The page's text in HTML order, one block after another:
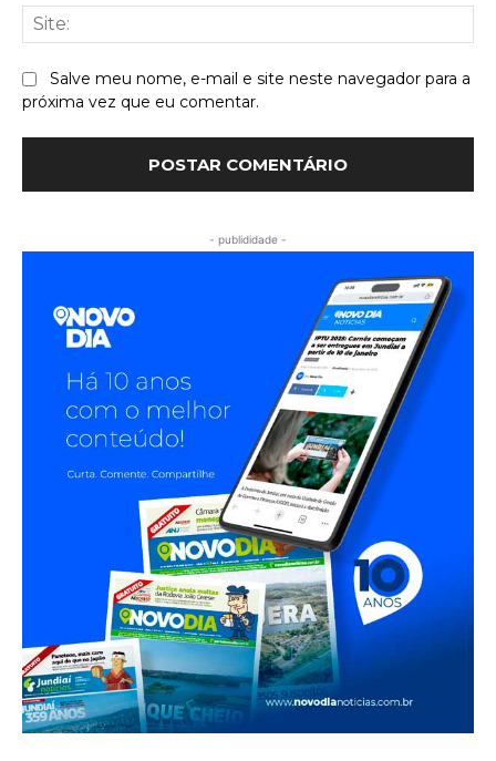
Salve meu nome, e-mail e site neste navegador para a
próxima vez que eu comentar.
- publididade -